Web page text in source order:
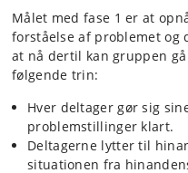
Målet med fase 1 er at
forståelse af problemet og
at nå dertil kan gruppen
følgende trin:
Hver deltager gør sig
problemstillinger klart.
Deltagerne lytter til
situationen fra